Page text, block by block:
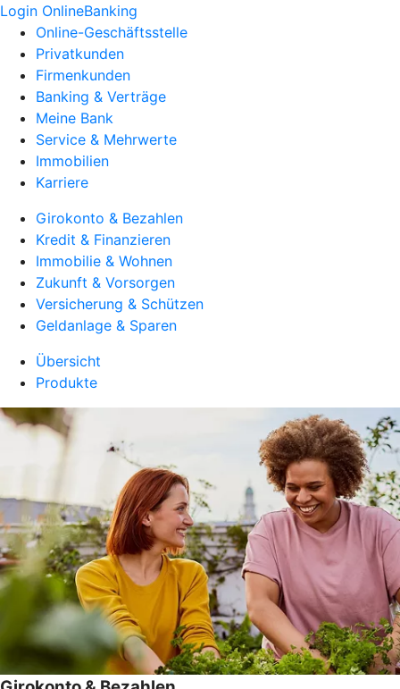
Login OnlineBanking
Online-Geschäftsstelle
Privatkunden
Firmenkunden
Banking & Verträge
Meine Bank
Service & Mehrwerte
Immobilien
Karriere
Girokonto & Bezahlen
Kredit & Finanzieren
Immobilie & Wohnen
Zukunft & Vorsorgen
Versicherung & Schützen
Geldanlage & Sparen
Übersicht
Produkte